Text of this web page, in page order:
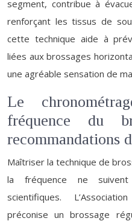
segment, contribue à
renforçant les tissus de
cette technique aide à
liées aux brossages
une agréable sensation de
Le
fréquence du
recommandations
Maîtriser la technique de
la fréquence ne suivent
scientifiques.
préconise un brossage